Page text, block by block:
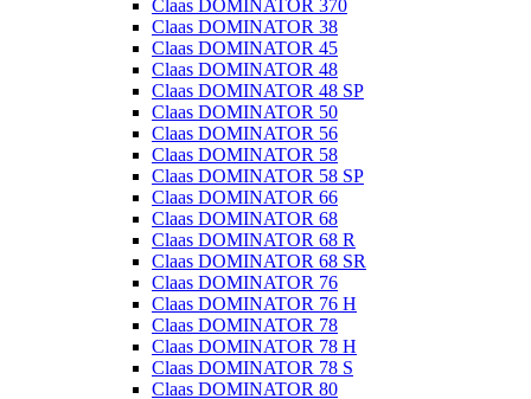
Claas DOMINATOR 370
Claas DOMINATOR 38
Claas DOMINATOR 45
Claas DOMINATOR 48
Claas DOMINATOR 48 SP
Claas DOMINATOR 50
Claas DOMINATOR 56
Claas DOMINATOR 58
Claas DOMINATOR 58 SP
Claas DOMINATOR 66
Claas DOMINATOR 68
Claas DOMINATOR 68 R
Claas DOMINATOR 68 SR
Claas DOMINATOR 76
Claas DOMINATOR 76 H
Claas DOMINATOR 78
Claas DOMINATOR 78 H
Claas DOMINATOR 78 S
Claas DOMINATOR 80